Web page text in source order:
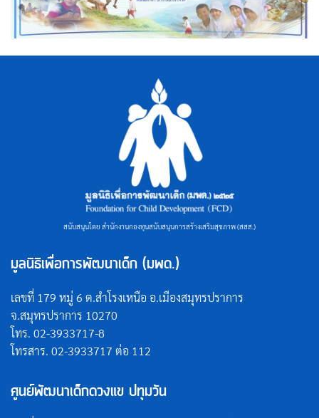
สนับสนุนโดย สำนักงานกองทุนสนับสนุนการสร้างเสริมสุขภาพ (สสส.)
มูลนิธิเพื่อการพัฒนาเด็ก (มพด.)
เลขที่ 179 หมู่ 6 ต.สำโรงเหนือ อ.เมืองสมุทรปราการ
จ.สมุทรปราการ 10270
โทร. 02-3933717-8
โทรสาร. 02-3933717 ต่อ 112
ศูนย์พัฒนาเด็กดวงแข ปทุมวัน